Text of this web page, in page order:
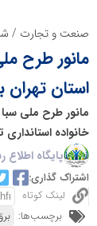
صنعت و تجارت /
مانور طرح
استان تهران
مانور طرح ملی سبا
خانواده
پایگاه
اشتراک گذاری:
لینک کوتاه
برچسب‌ها: